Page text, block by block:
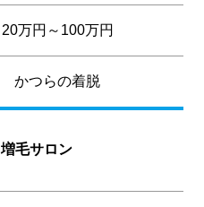
20万円～100万円
かつらの着脱
増毛サロン